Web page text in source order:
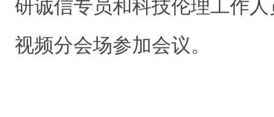
研诚信专员和科技伦理工作
视频分会场参加会议。